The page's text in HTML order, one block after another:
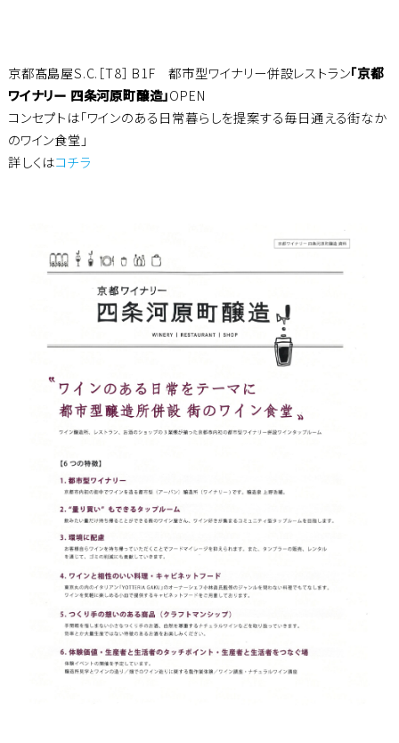
京都髙島屋S.C.［T8］ B1F 都市型ワイナリー併設レストラン「京都
ワイナリー 四条河原町醸造」OPEN
コンセプトは「ワインのある日常暮らしを提案する毎日通える街なか
のワイン食堂」
詳しくはコチラ